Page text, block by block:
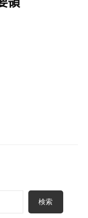
検索